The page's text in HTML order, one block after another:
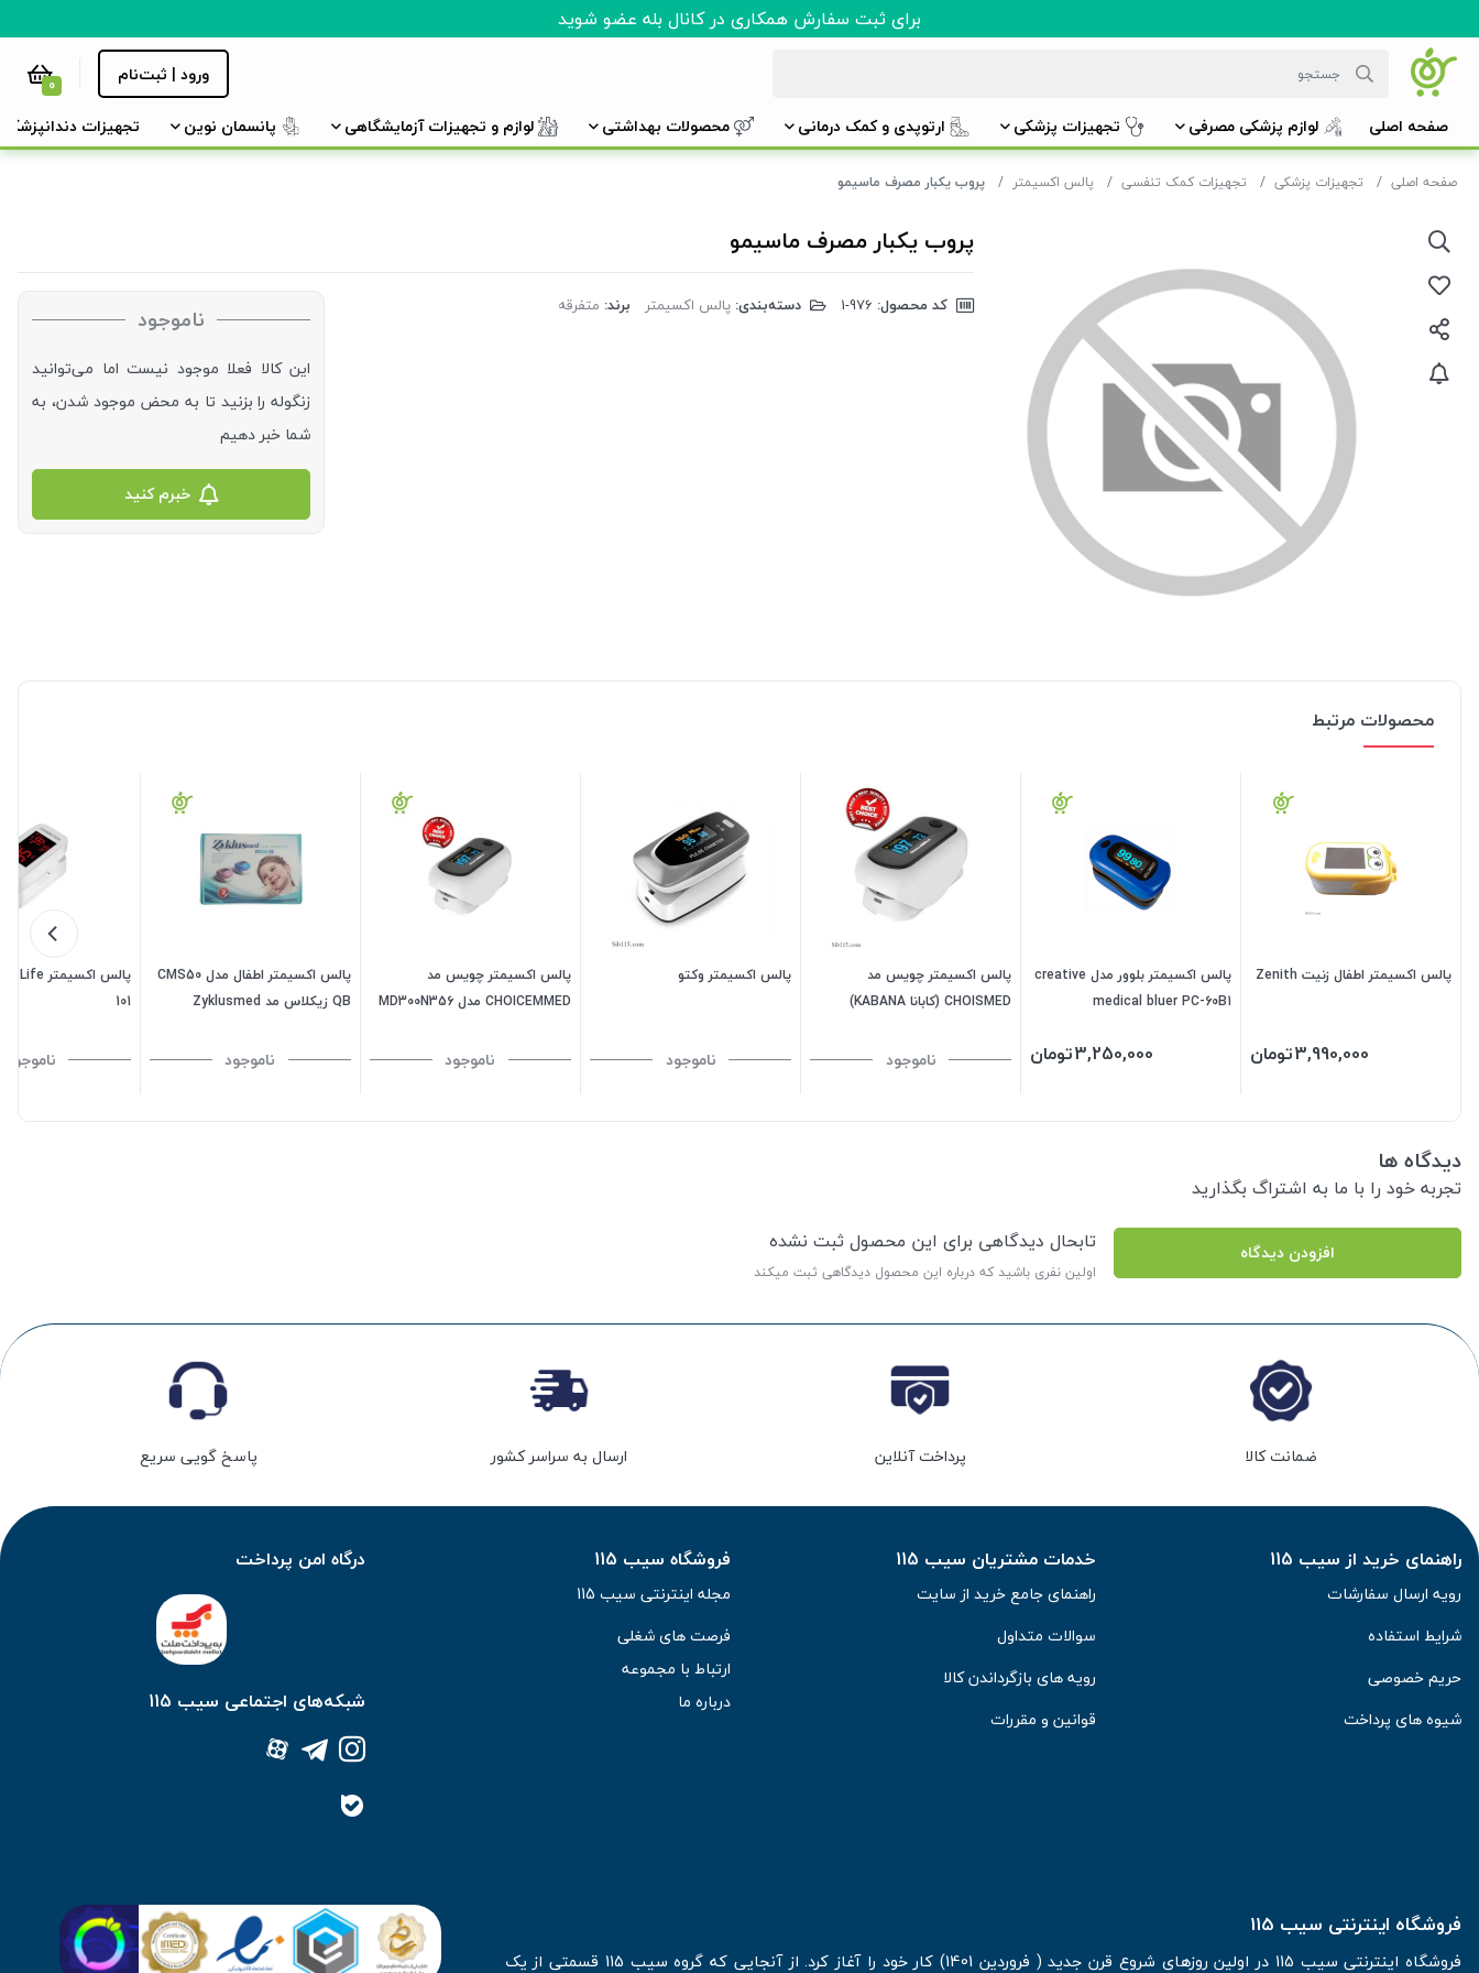
برای ثبت سفارش همکاری در کانال بله عضو شوید
ورود | ثبت‌نام 0
صفحه اصلی لوازم پزشکی مصرفی تجهیزات پزشکی ارتوپدی و کمک درمانی محصولات بهداشتی لوازم و تجهیزات آزمایشگاهی پانسمان نوین تجهیزات دندانپزشکی
صفحه اصلی تجهیزات پزشکی تجهیزات کمک تنفسی پالس اکسیمتر پروب یکبار مصرف ماسیمو
پروب یکبار مصرف ماسیمو
کد محصول: دسته‌بندی: پالس اکسیمتر برند: متفرقه ناموجود
این کالا فعلا موجود نیست اما می‌توانید
زنگوله را بزنید تا به محض موجود شدن، به
شما خبر دهیم
خبرم کنید
محصولات مرتبط
پالس اکسیمتر اطفال زنیت Zenith
3,990,000تومان
پالس اکسیمتر بلوور مدل creative
medical bluer PC-60B1
3,250,000تومان
پالس اکسیمتر چویس مد
CHOISMED (کابانا KABANA)
ناموجود
پالس اکسیمتر وکتو
ناموجود
پالس اکسیمتر چویس مد
CHOICEMMED مدل MD300N356
ناموجود
پالس اکسیمتر اطفال مدل CMS50
QB زیکلاس مد Zyklusmed
ناموجود
101
ناموجود
دیدگاه ها
تجربه خود را با ما به اشتراگ بگذارید
افزودن دیدگاه تابحال دیدگاهی برای این محصول ثبت نشده
اولین نفری باشید که درباره این محصول دیدگاهی ثبت میکند
ضمانت کالا پرداخت آنلاین ارسال به سراسر کشور پاسخ گویی سریع
راهنمای خرید از سیب 115
رویه ارسال سفارشات
شرایط استفاده
حریم خصوصی
شیوه های پرداخت
خدمات مشتریان سیب 115
راهنمای جامع خرید از سایت
سوالات متداول
رویه های بازگرداندن کالا
قوانین و مقررات
فروشگاه سیب 115
مجله اینترنتی سیب 115
فرصت های شغلی
ارتباط با مجموعه
درباره ما
درگاه امن پرداخت
شبکه‌های اجتماعی سیب 115
فروشگاه اینترنتی سیب 115
فروشگاه اینترنتی سیب 115 در اولین روزهای شروع قرن جدید ( فروردین 1401) کار خود را آغاز کرد. از آنجایی که گروه سیب 115 قسمتی از یک